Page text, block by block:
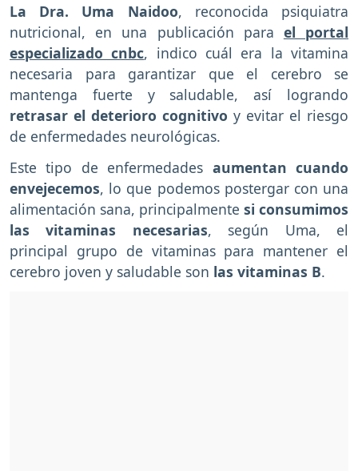
La Dra. Uma Naidoo, reconocida psiquiatra
nutricional, en una publicación para el portal
especializado cnbc, indico cuál era la vitamina
necesaria para garantizar que el cerebro se
mantenga fuerte y saludable, así logrando
retrasar el deterioro cognitivo y evitar el riesgo
de enfermedades neurológicas.
Este tipo de enfermedades aumentan cuando
envejecemos, lo que podemos postergar con una
alimentación sana, principalmente si consumimos
las vitaminas necesarias, según Uma, el
principal grupo de vitaminas para mantener el
cerebro joven y saludable son las vitaminas B.